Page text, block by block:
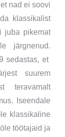
nad ei soovi
klassikalist
juba pikemat
järgnenud.
sedastas, et
suurem
teravamalt
Iseendale
klassikaline
töötajaid ja